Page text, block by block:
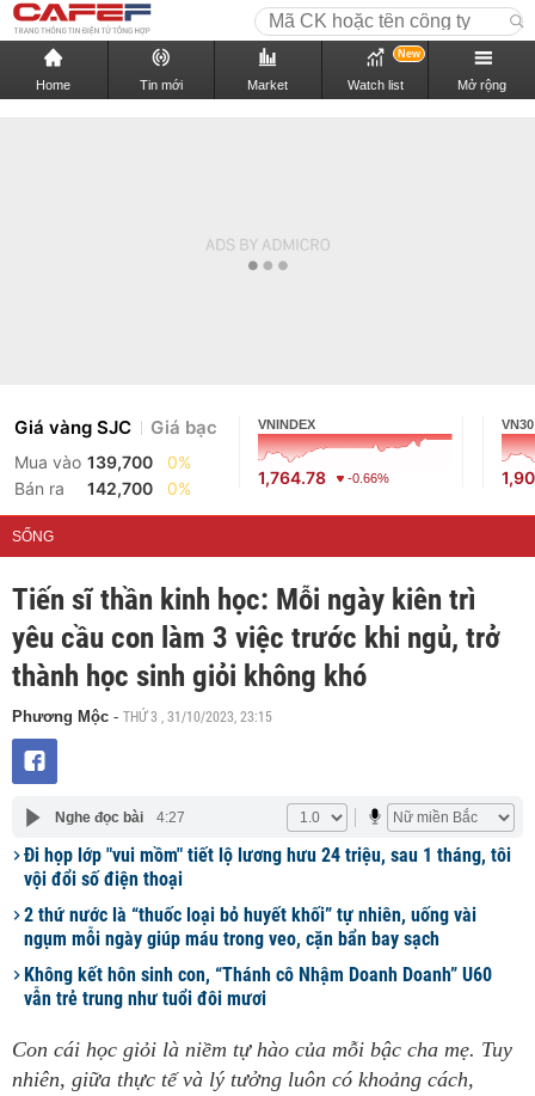
Home Tin mới Market Watch list
New
Mở rộng
Giá vàng SJC Giá bạc
Mua vào 139,700
0%
Bán ra
142,700 0%
VNINDEX
1,764.78 -0.66%
VN30
SỐNG
Tiến sĩ thần kinh học: Mỗi ngày kiên trì
yêu cầu con làm 3 việc trước khi ngủ, trở
thành học sinh giỏi không khó
Phương Mộc - THỨ 3 , 31/10/2023, 23:15
Nghe đọc bài 4:27
Đi họp lớp "vui mồm" tiết lộ lương hưu 24 triệu, sau 1 tháng, tôi
vội đổi số điện thoại
2 thứ nước là “thuốc loại bỏ huyết khối” tự nhiên, uống vài
ngụm mỗi ngày giúp máu trong veo, cặn bẩn bay sạch
Không kết hôn sinh con, “Thánh cô Nhậm Doanh Doanh” U60
vẫn trẻ trung như tuổi đôi mươi
Con cái học giỏi là niềm tự hào của mỗi bậc cha mẹ. Tuy
nhiên, giữa thực tế và lý tưởng luôn có khoảng cách,